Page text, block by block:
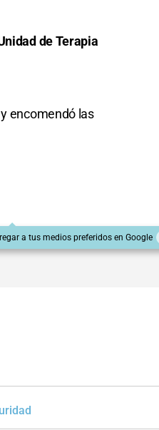
de Terapia
encomendó las
a tus medios preferidos en Google